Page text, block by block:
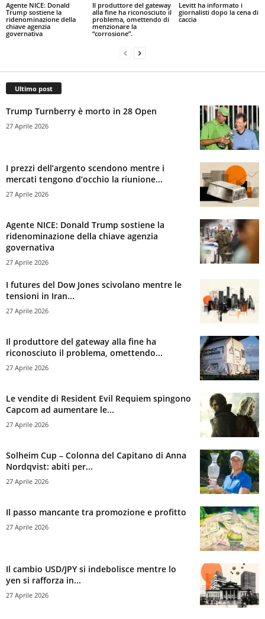
Agente NICE: Donald
Trump sostiene la
ridenominazione della
chiave agenzia
governativa
Il produttore del gateway
alla fine ha riconosciuto il
problema, omettendo di
menzionare la
“corrosione”.
Levitt ha informato i
giornalisti dopo la cena di
caccia
Ultimo post
Trump Turnberry è morto in 28 Open
27 Aprile 2026
I prezzi dell’argento scendono mentre i
mercati tengono d’occhio la riunione...
27 Aprile 2026
Agente NICE: Donald Trump sostiene la
ridenominazione della chiave agenzia
governativa
27 Aprile 2026
I futures del Dow Jones scivolano mentre le
tensioni in Iran...
27 Aprile 2026
Il produttore del gateway alla fine ha
riconosciuto il problema, omettendo...
27 Aprile 2026
Le vendite di Resident Evil Requiem spingono
Capcom ad aumentare le...
27 Aprile 2026
Solheim Cup – Colonna del Capitano di Anna
Nordqvist: abiti per...
27 Aprile 2026
Il passo mancante tra promozione e profitto
27 Aprile 2026
Il cambio USD/JPY si indebolisce mentre lo
yen si rafforza in...
27 Aprile 2026